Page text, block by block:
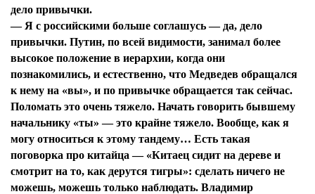
дело привычки.
— Я с российскими больше соглашусь — да, дело
привычки. Путин, по всей видимости, занимал более
высокое положение в иерархии, когда они
познакомились, и естественно, что Медведев обращался
к нему на «вы», и по привычке обращается так сейчас.
Поломать это очень тяжело. Начать говорить бывшему
начальнику «ты» — это крайне тяжело. Вообще, как я
могу относиться к этому тандему… Есть такая
поговорка про китайца — «Китаец сидит на дереве и
смотрит на то, как дерутся тигры»: сделать ничего не
можешь, можешь только наблюдать. Владимир